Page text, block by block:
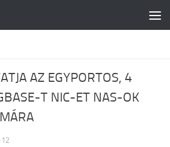
AZ EGYPORTOS, 4
T NIC-ET NAS-OK